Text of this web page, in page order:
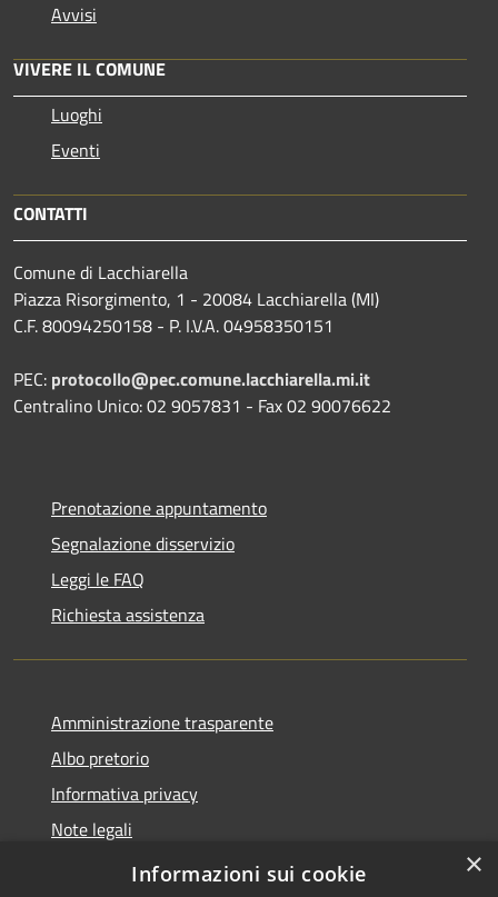
Avvisi
VIVERE IL COMUNE
Luoghi
Eventi
CONTATTI
Comune di Lacchiarella
Piazza Risorgimento, 1 - 20084 Lacchiarella (MI)
C.F. 80094250158 - P. I.V.A. 04958350151
PEC: protocollo@pec.comune.lacchiarella.mi.it
Centralino Unico: 02 9057831 - Fax 02 90076622
Prenotazione appuntamento
Segnalazione disservizio
Leggi le FAQ
Richiesta assistenza
Amministrazione trasparente
Albo pretorio
Informativa privacy
Note legali
Dichiarazione di accessibilità
×
Informazioni sui cookie